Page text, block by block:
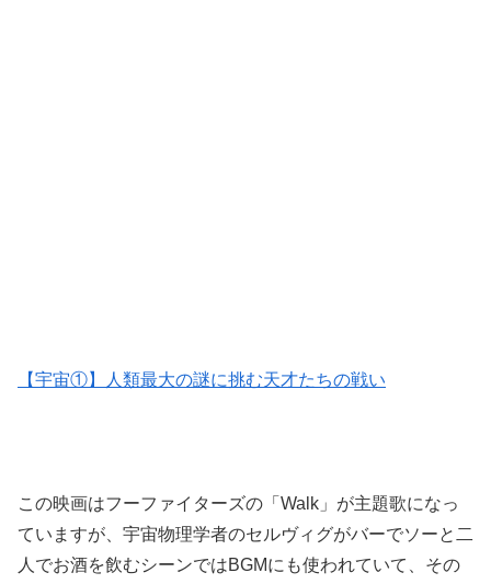
【宇宙①】人類最大の謎に挑む天才たちの戦い
この映画はフーファイターズの「Walk」が主題歌になっ
ていますが、宇宙物理学者のセルヴィグがバーでソーと二
人でお酒を飲むシーンではBGMにも使われていて、その